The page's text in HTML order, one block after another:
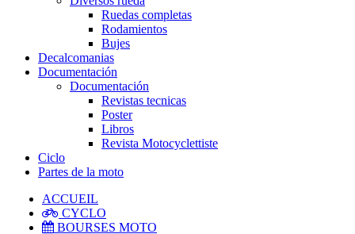
Ruedas completas
Rodamientos
Bujes
Decalcomanias
Documentación
Documentación
Revistas tecnicas
Poster
Libros
Revista Motocyclettiste
Ciclo
Partes de la moto
ACCUEIL
CYCLO
BOURSES MOTO